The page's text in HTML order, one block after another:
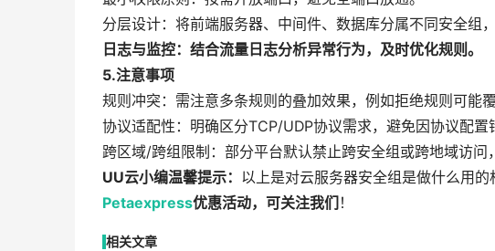
分层设计：将前端服务器、中间件、数据库分属不同安全组
日志与监控：结合流量日志分析异常行为，及时优化规则。
5.注意事项
规则冲突：需注意多条规则的叠加效果，例如拒绝规则可能覆
协议适配性：明确区分TCP/UDP协议需求，避免因协议配置
跨区域/跨组限制：部分平台默认禁止跨安全组或跨地域访问
UU云小编温馨提示： 以上是对云服务器安全组是做什么用的
Petaexpress优惠活动，可关注我们 ！
相关文章